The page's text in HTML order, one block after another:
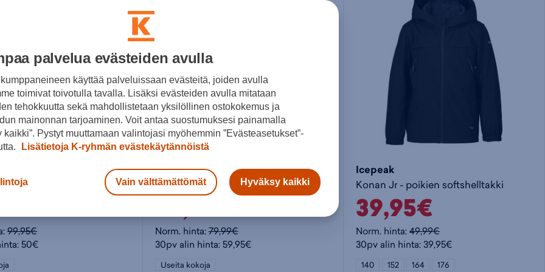
k
o
r
r
i
s
e
softshelltakki
99,95€
50€
Icepeak
Brenham W - naisten softshelltakki
59,95€
Norm. hinta:79,99€
30pv alin hinta: 59,95€
Useita kokoja
Icepeak
Konan Jr - poikien softshelltakki
39,95€
Norm. hinta:49,99€
30pv alin hinta: 39,95€
140 152 164 176
palvelua evästeiden avulla
käyttää palveluissaan evästeitä, joiden avulla
toimivat toivotulla tavalla. Lisäksi evästeiden avulla mitataan
tehokkuutta sekä mahdollistetaan yksilöllinen ostokokemus ja
mainonnan tarjoaminen. Voit antaa suostumuksesi painamalla
kaikki”. Pystyt muuttamaan valintojasi myöhemmin ”Evästeasetukset”-
Lisätietoja K-ryhmän evästekäytännöistä
Vain välttämättömät Hyväksy kaikki